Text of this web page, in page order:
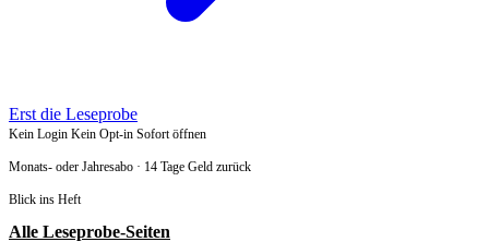
Erst die Leseprobe
Kein Login Kein Opt-in Sofort öffnen
Monats- oder Jahresabo · 14 Tage Geld zurück
Blick ins Heft
Alle Leseprobe-Seiten